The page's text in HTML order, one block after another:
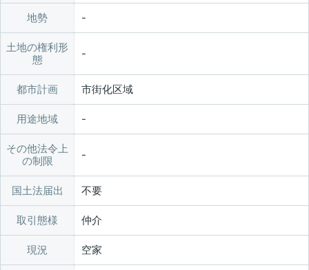
地勢
土地の権利形
態
都市計画 市街化区域
用途地域
その他法令上
の制限
国土法届出 不要
取引態様 仲介
現況 空家